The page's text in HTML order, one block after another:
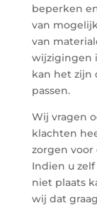
beperken
van
van
wijzigingen
kan het zijn
passen.
Wij vragen
klachten
zorgen voor
Indien u
niet plaats
wij dat